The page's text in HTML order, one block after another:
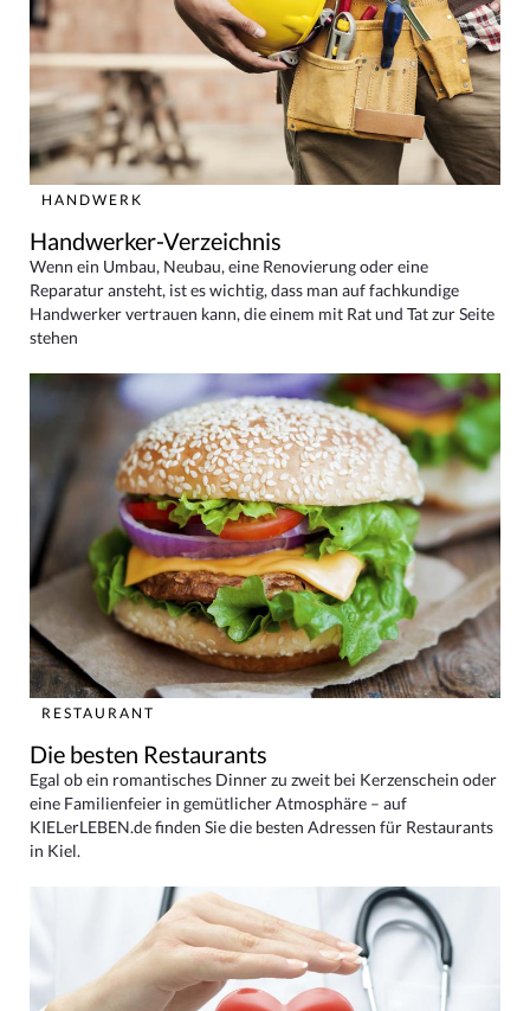
HANDWERK
Handwerker-Verzeichnis
Wenn ein Umbau, Neubau, eine Renovierung oder eine
Reparatur ansteht, ist es wichtig, dass man auf fachkundige
Handwerker vertrauen kann, die einem mit Rat und Tat zur Seite
stehen
RESTAURANT
Die besten Restaurants
Egal ob ein romantisches Dinner zu zweit bei Kerzenschein oder
eine Familienfeier in gemütlicher Atmosphäre – auf
KIELerLEBEN.de finden Sie die besten Adressen für Restaurants
in Kiel.